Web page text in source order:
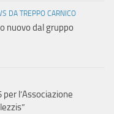
DA TREPPO CARNICO
nuovo dal gruppo
l’Associazione